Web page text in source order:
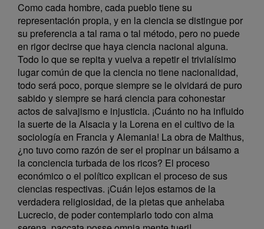
Como cada hombre, cada pueblo tiene su
representación propia, y en la ciencia se distingue por
su preferencia a tal rama o tal método, pero no puede
en rigor decirse que haya ciencia nacional alguna.
Todo lo que se repita y vuelva a repetir el trivialísimo
lugar común de que la ciencia no tiene nacionalidad,
todo será poco, porque siempre se le olvidará de puro
sabido y siempre se hará ciencia para cohonestar
actos de salvajismo e injusticia. ¡Cuánto no ha influido
la suerte de la Alsacia y la Lorena en el cultivo de la
sociología en Francia y Alemania! La obra de Malthus,
¿no tuvo como razón de ser el propinar un bálsamo a
la conciencia turbada de los ricos? El proceso
económico o el político explican el proceso de sus
ciencias respectivas. ¡Cuán lejos estamos de la
verdadera religiosidad, de la pietas que anhelaba
Lucrecio, de poder contemplarlo todo con alma